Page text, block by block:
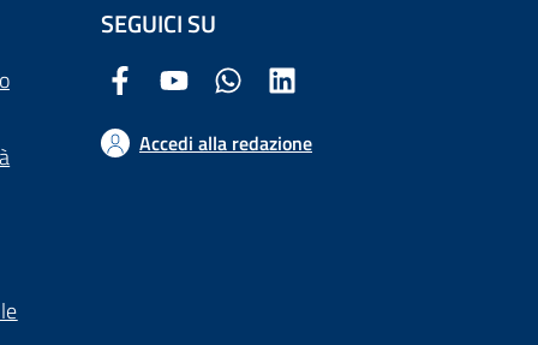
SEGUICI SU
Facebook Comune di Arezzo
Youtube Comune di Arezzo
Twitter Comune di Arezzo
Accedi alla redazione